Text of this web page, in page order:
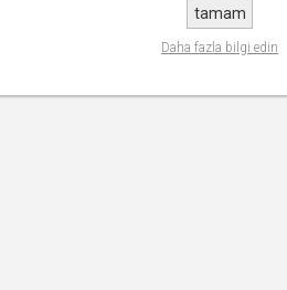
tamam
Daha fazla bilgi edin